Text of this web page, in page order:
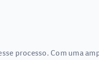
processo. Com uma